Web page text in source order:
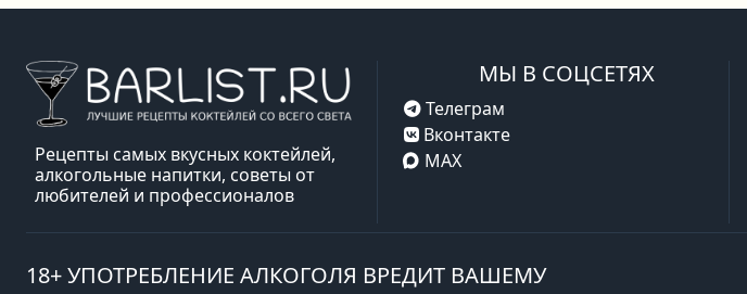
Рецепты самых вкусных коктейлей,
алкогольные напитки, советы от
любителей и профессионалов
МЫ В СОЦСЕТЯХ
Телеграм
Вконтакте
MAX
18+ УПОТРЕБЛЕНИЕ АЛКОГОЛЯ ВРЕДИТ ВАШЕМУ